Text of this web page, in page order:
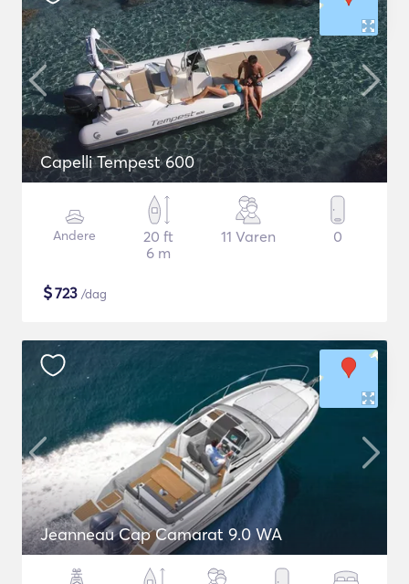
Capelli Tempest 600
Andere
20 ft
6 m
11 Varen 0
$723 /dag
Jeanneau Cap Camarat 9.0 WA